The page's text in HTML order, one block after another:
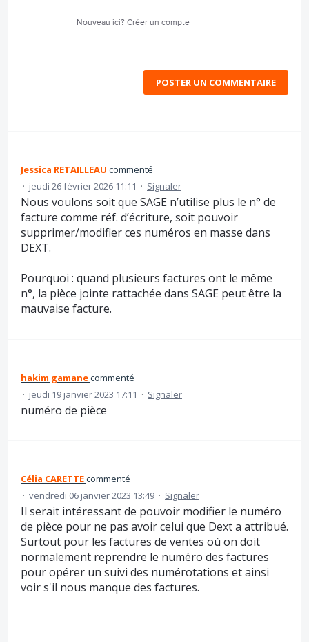
Nouveau ici? Créer un compte
POSTER UN COMMENTAIRE
Jessica RETAILLEAU commenté
· jeudi 26 février 2026 11:11 · Signaler
Nous voulons soit que SAGE n’utilise plus le n° de
facture comme réf. d’écriture, soit pouvoir
supprimer/modifier ces numéros en masse dans
DEXT.
Pourquoi : quand plusieurs factures ont le même
n°, la pièce jointe rattachée dans SAGE peut être la
mauvaise facture.
hakim gamanecommenté
· jeudi 19 janvier 2023 17:11 · Signaler
numéro de pièce
Célia CARETTEcommenté
· vendredi 06 janvier 2023 13:49 · Signaler
Il serait intéressant de pouvoir modifier le numéro
de pièce pour ne pas avoir celui que Dext a attribué.
Surtout pour les factures de ventes où on doit
normalement reprendre le numéro des factures
pour opérer un suivi des numérotations et ainsi
voir s'il nous manque des factures.